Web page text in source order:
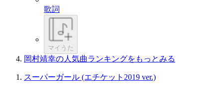
歌詞
マイうた
岡村靖幸の人気曲ランキングをもっとみる
スーパーガール (エチケット2019 ver.)